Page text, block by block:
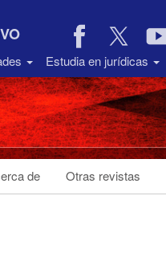
Estudia en jurídicas
de Otras revistas